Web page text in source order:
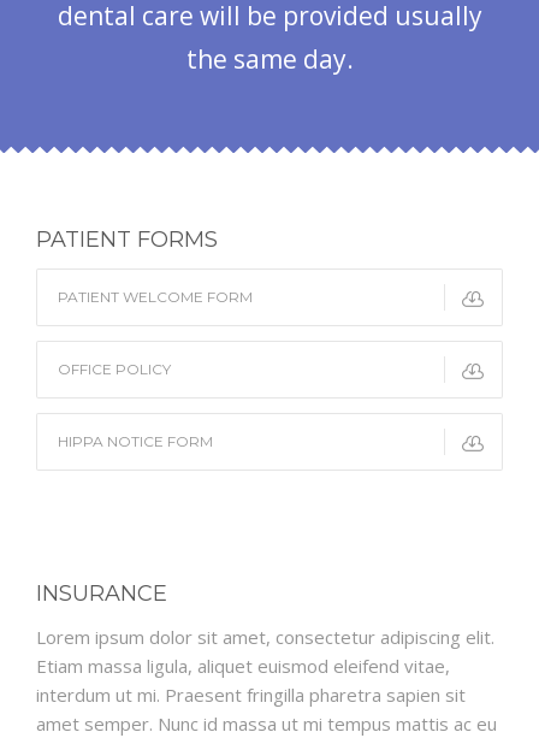
dental care will be provided usually
the same day.
PATIENT FORMS
PATIENT WELCOME FORM
OFFICE POLICY
HIPPA NOTICE FORM
INSURANCE
Lorem ipsum dolor sit amet, consectetur adipiscing elit.
Etiam massa ligula, aliquet euismod eleifend vitae,
interdum ut mi. Praesent fringilla pharetra sapien sit
amet semper. Nunc id massa ut mi tempus mattis ac eu